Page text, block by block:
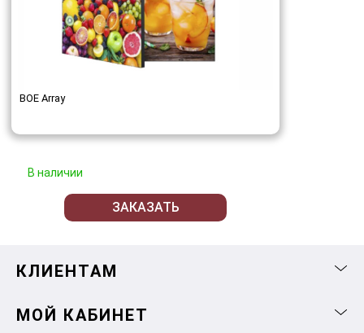
BOE Array
В наличии
ЗАКАЗАТЬ
КЛИЕНТАМ
МОЙ КАБИНЕТ